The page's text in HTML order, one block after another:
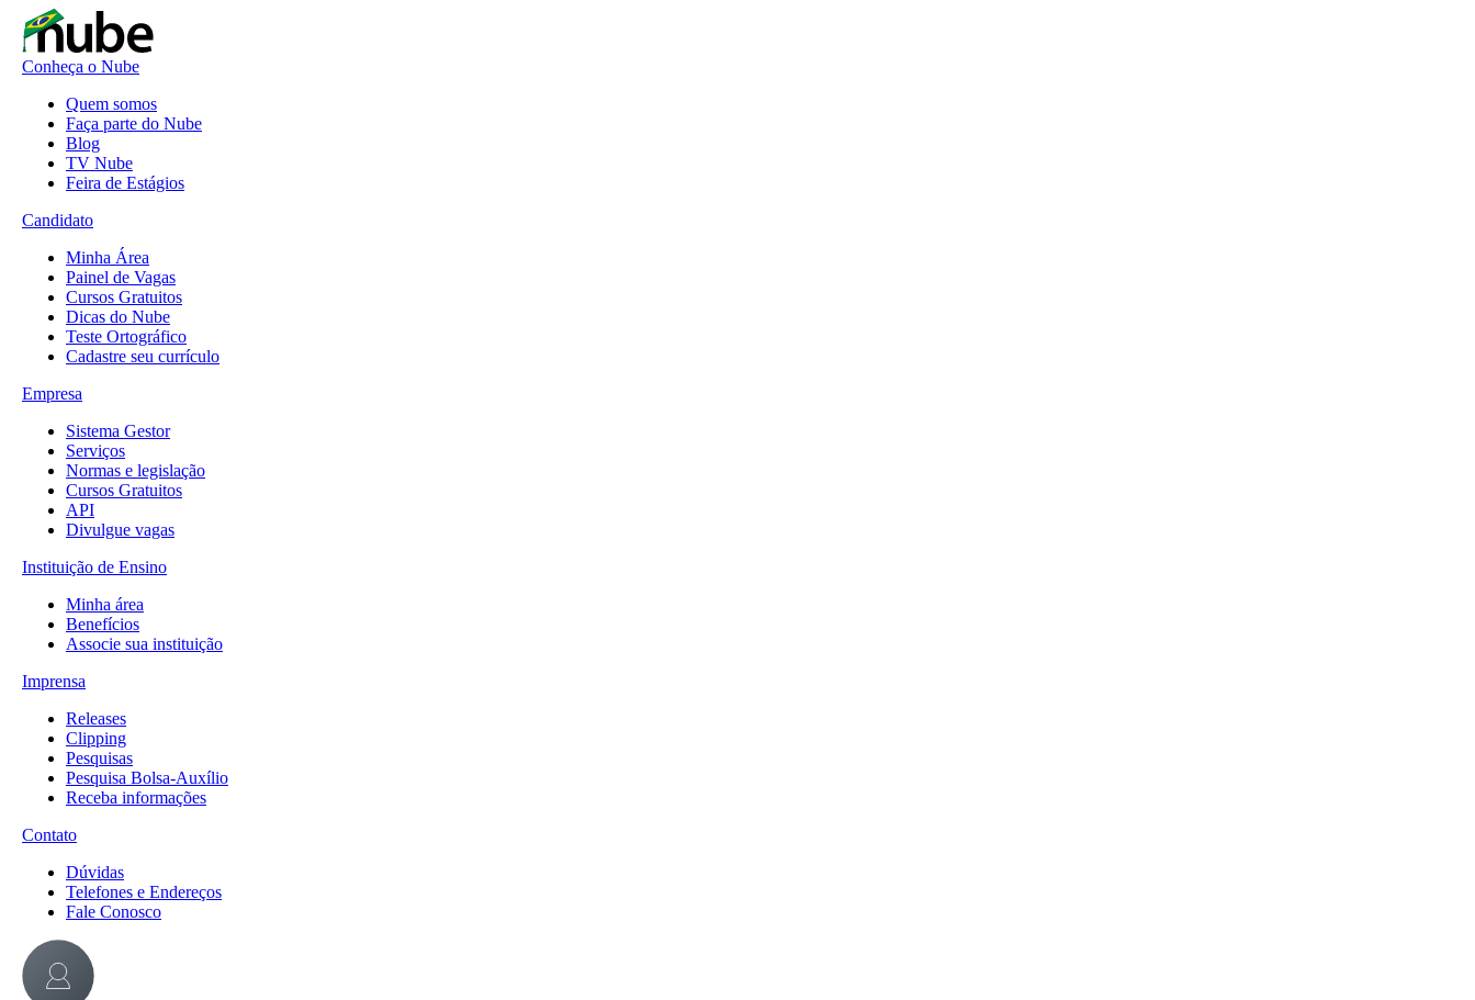
Conheça o Nube
Quem somos
Faça parte do Nube
Blog
TV Nube
Feira de Estágios
Candidato
Minha Área
Painel de Vagas
Cursos Gratuitos
Dicas do Nube
Teste Ortográfico
Cadastre seu currículo
Empresa
Sistema Gestor
Serviços
Normas e legislação
Cursos Gratuitos
API
Divulgue vagas
Instituição de Ensino
Minha área
Benefícios
Associe sua instituição
Imprensa
Releases
Clipping
Pesquisas
Pesquisa Bolsa-Auxílio
Receba informações
Contato
Dúvidas
Telefones e Endereços
Fale Conosco